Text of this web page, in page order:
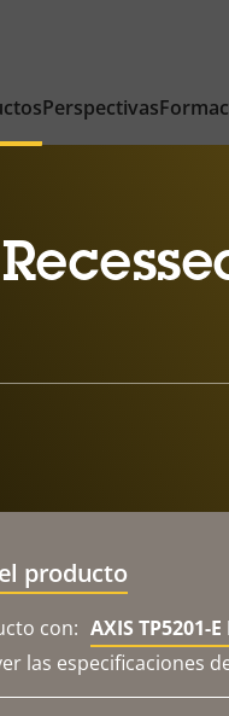
Perspectivas
producto
con: AXIS TP5201-E
las especificaciones